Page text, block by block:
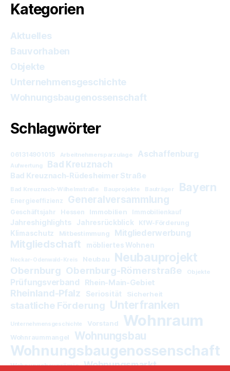
Kategorien
Aktuelles
Bauvorhaben
Objekte
Unternehmensgeschichte
Wohnungsbaugenossenschaft
Schlagwörter
061314901015 Arbeitnehmersparzulage Aschaffenburg
Aufwertung Bad Kreuznach
Bad Kreuznach-Rüdesheimer Straße
Bad Kreuznach-Wilhelmstraße Bauprojekte Bauträger Bayern
Energieeffizienz Generalversammlung
Geschäftsjahr Hessen Immobilien Immobilienkauf
Jahreshighlights Jahresrückblick KfW-Förderung
Klimaschutz Mitbestimmung Mitgliederwerbung
Mitgliedschaft möbliertes Wohnen
Neckar-Odenwald-Kreis Neubau Neubauprojekt
Obernburg Obernburg-Römerstraße Objekte
Prüfungsverband Rhein-Main-Gebiet
Rheinland-Pfalz Seriosität Sicherheit
staatliche Förderung Unterfranken
Unternehmensgeschichte Vorstand Wohnraum
Wohnraummangel Wohnungsbau
Wohnungsbaugenossenschaft
Wohnungsbauprämie Wohnungsmarkt